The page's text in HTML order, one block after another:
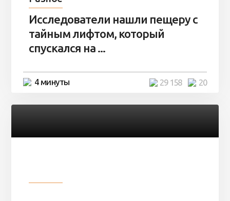
Исследователи нашли пещеру с
тайным лифтом, который
спускался на ...
4 минуты 20
29 158